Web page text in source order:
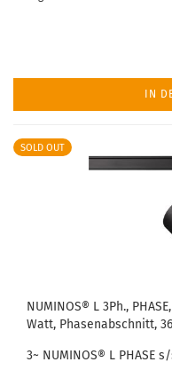
IN
SOLD OUT
NUMINOS® L 3Ph.,
Watt, Phasenabschnitt,
3~ NUMINOS® L PHASE